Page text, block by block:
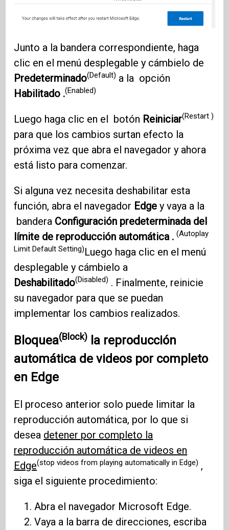
Junto a la bandera correspondiente, haga
clic en el menú desplegable y cámbielo de
Predeterminado(Default) a la opción
Habilitado .(Enabled)
Luego haga clic en el botón Reiniciar(Restart )
para que los cambios surtan efecto la
próxima vez que abra el navegador y ahora
está listo para comenzar.
Si alguna vez necesita deshabilitar esta
función, abra el navegador Edge y vaya a la
bandera Configuración predeterminada del
límite de reproducción automática .(Autoplay
Limit Default Setting)Luego haga clic en el menú
desplegable y cámbielo a
Deshabilitado(Disabled) . Finalmente, reinicie
su navegador para que se puedan
implementar los cambios realizados.
Bloquea(Block)
la reproducción
automática de videos por completo
en Edge
El proceso anterior solo puede limitar la
reproducción automática, por lo que si
desea detener por completo la
reproducción automática de videos en
Edge(stop videos from playing automatically in Edge) ,
siga el siguiente procedimiento:
Abra el navegador Microsoft Edge.
Vaya a la barra de direcciones, escriba